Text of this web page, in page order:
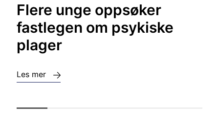
Flere unge oppsøker
fastlegen om psykiske
plager
Les mer